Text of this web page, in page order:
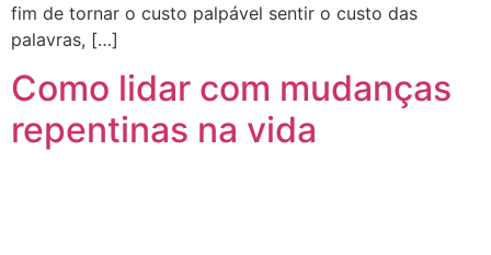
fim de tornar o custo palpável sentir o custo das
palavras, […]
Como lidar com mudanças
repentinas na vida